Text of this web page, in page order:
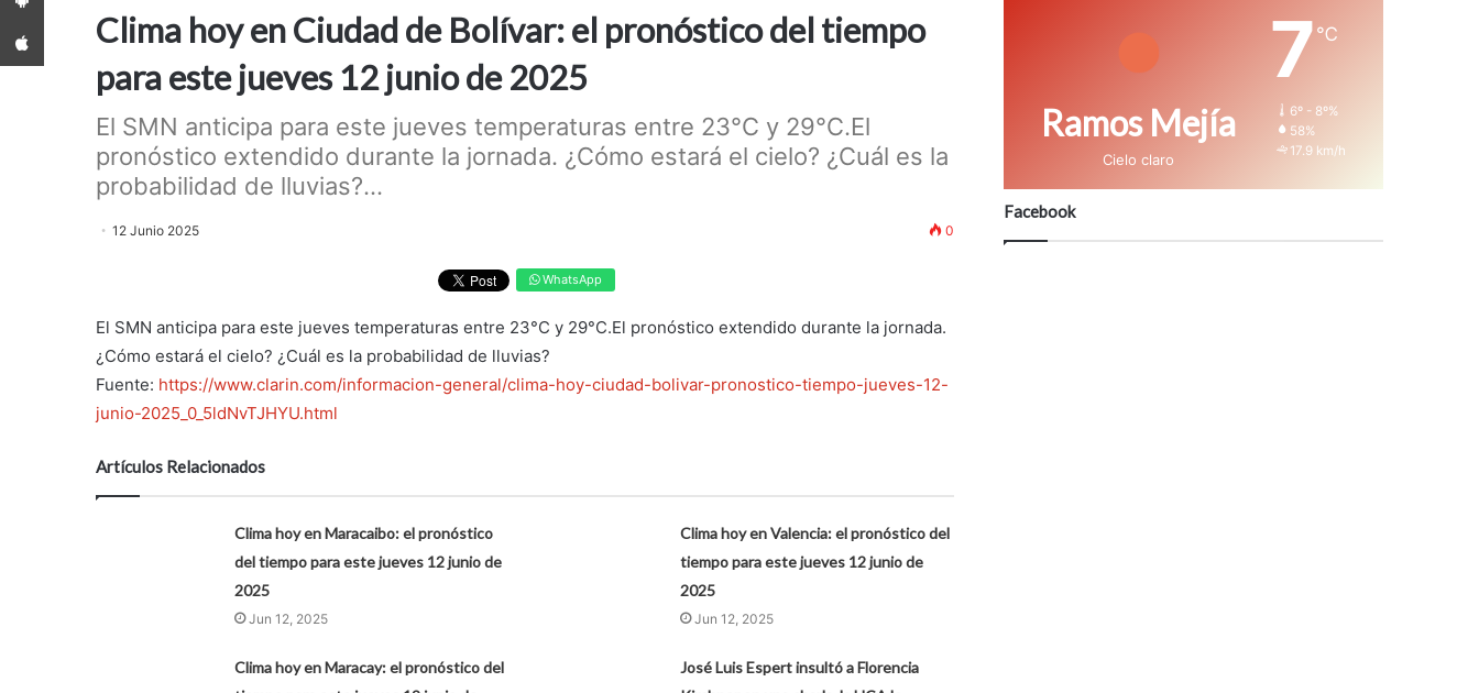
Clima hoy en Ciudad de Bolívar: el pronóstico del tiempo
para este jueves 12 junio de 2025
El SMN anticipa para este jueves temperaturas entre 23°C y 29°C.El
pronóstico extendido durante la jornada. ¿Cómo estará el cielo? ¿Cuál es la
probabilidad de lluvias?...
12 Junio 2025 0
WhatsApp
El SMN anticipa para este jueves temperaturas entre 23°C y 29°C.El pronóstico extendido durante la jornada.
¿Cómo estará el cielo? ¿Cuál es la probabilidad de lluvias?
Fuente: https://www.clarin.com/informacion-general/clima-hoy-ciudad-bolivar-pronostico-tiempo-jueves-12-
junio-2025_0_5ldNvTJHYU.html
Artículos Relacionados
Clima hoy en Maracaibo: el pronóstico
del tiempo para este jueves 12 junio de
2025
Jun 12, 2025
Clima hoy en Valencia: el pronóstico del
tiempo para este jueves 12 junio de
2025
Jun 12, 2025
Clima hoy en Maracay: el pronóstico del
José Luis Espert insultó a Florencia
Ramos Mejía
Cielo claro
7 ℃
6º - 8º%
58%
17.9 km/h
Facebook